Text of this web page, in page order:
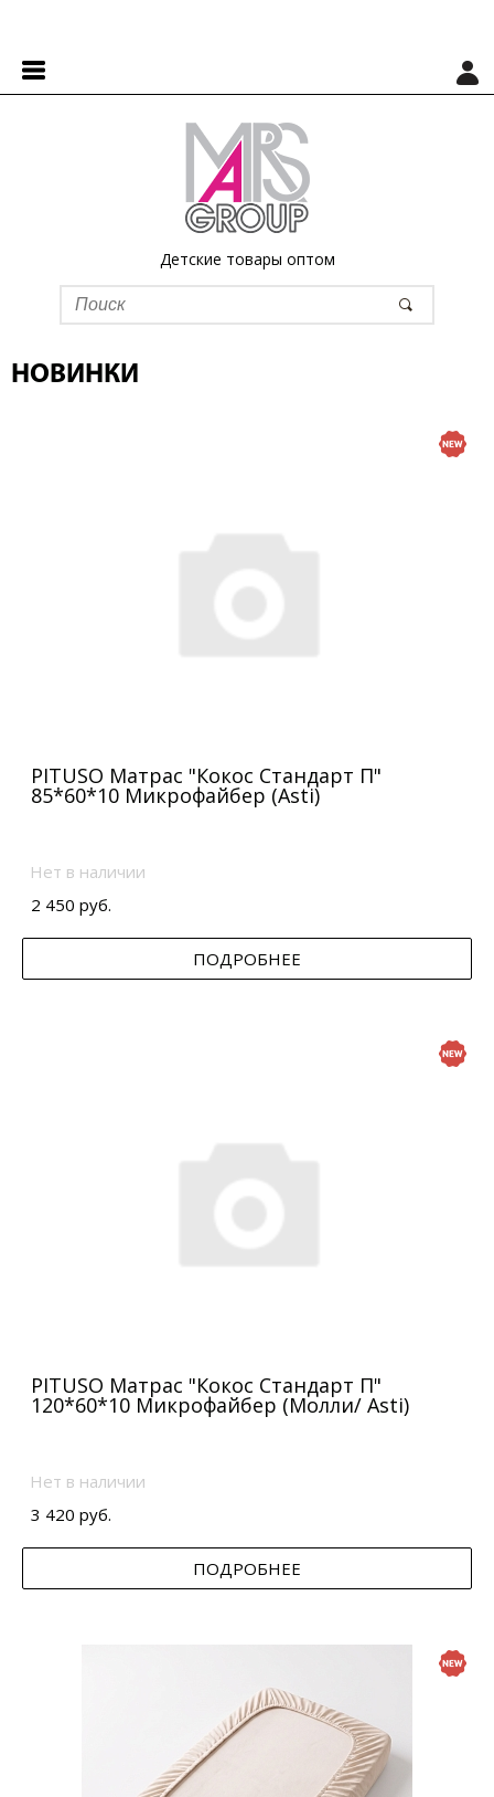
Детские товары оптом
НОВИНКИ
PITUSO Матрас "Кокос Стандарт П"
85*60*10 Микрофайбер (Asti)
Нет в наличии
2 450 руб.
ПОДРОБНЕЕ
PITUSO Матрас "Кокос Стандарт П"
120*60*10 Микрофайбер (Молли/ Asti)
Нет в наличии
3 420 руб.
ПОДРОБНЕЕ